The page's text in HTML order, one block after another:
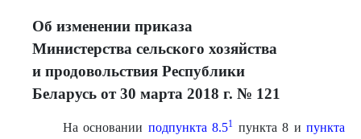
Об изменении приказа
Министерства сельского хозяйства
и продовольствия Республики
Беларусь от 30 марта 2018 г. № 121
На основании подпункта 8.51 пункта 8 ипункта